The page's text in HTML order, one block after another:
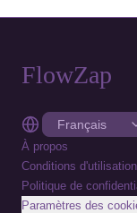
FlowZap
À propos
Conditions d'utilisation
Politique de
Paramètres des